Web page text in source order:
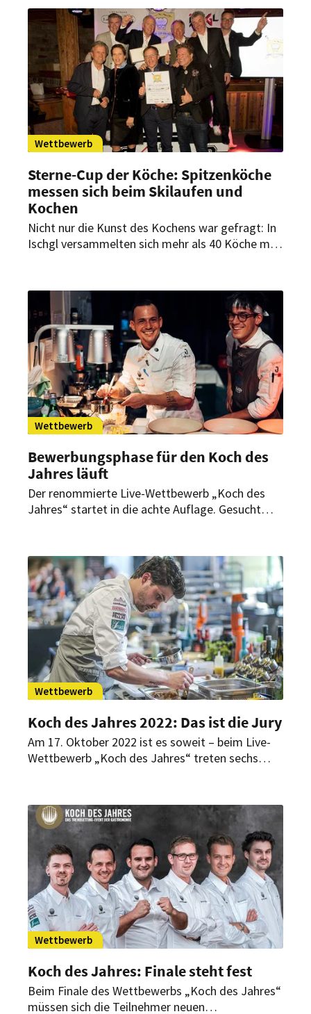
Drei-Gänge-Menü?
Wettbewerb
Sterne-Cup der Köche: Spitzenköche
messen sich beim Skilaufen und
Kochen
Nicht nur die Kunst des Kochens war gefragt: In
Ischgl versammelten sich mehr als 40 Köche mit
bei einer kulinarischen Prüfung gegeneinander
an. Wer ging als Sieger aus diesem
anspruchsvollen Wettbewerb hervor?
Wettbewerb
Bewerbungsphase für den Koch des
Jahres läuft
Der renommierte Live-Wettbewerb „Koch des
Jahres“ startet in die achte Auflage. Gesucht
können sich Profi-Köche aus der gesamten
DACH-Region für den Vorentscheid bewerben.
Wettbewerb
Koch des Jahres 2022: Das ist die Jury
Am 17. Oktober 2022 ist es soweit – beim Live-
Wettbewerb „Koch des Jahres“ treten sechs
einem Drei-Gänge-Menü müssen sie dabei einige
der gefragtesten Spitzenköche und
Gastrokritiker der Welt überzeugen.
Wettbewerb
Koch des Jahres: Finale steht fest
Beim Finale des Wettbewerbs „Koch des Jahres“
müssen sich die Teilnehmer neuen